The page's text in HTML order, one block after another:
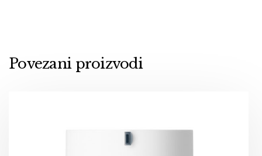
Povezani proizvodi